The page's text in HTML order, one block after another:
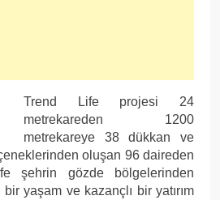
Trend Life projesi 24
metrekareden 1200
metrekareye 38 dükkan ve
oluşan 96 daireden
şehrin gözde bölgelerinden
yaşam ve kazançlı bir yatırım